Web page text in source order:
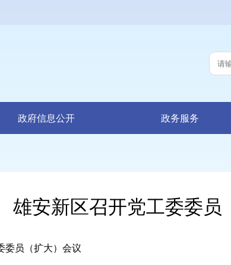
政府信息公开 政务服务
雄安新区召开党工委委员
员（扩大）会议